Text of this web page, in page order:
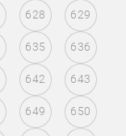
628 629
635 636
642 643
649 650